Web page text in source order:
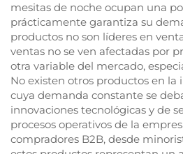
mesitas de noche ocupan una
prácticamente garantiza su
productos no son líderes en
ventas no se ven afectadas por
otra variable del mercado,
No existen otros productos en la
cuya demanda constante se
innovaciones tecnológicas y de
procesos operativos de la
compradores B2B, desde